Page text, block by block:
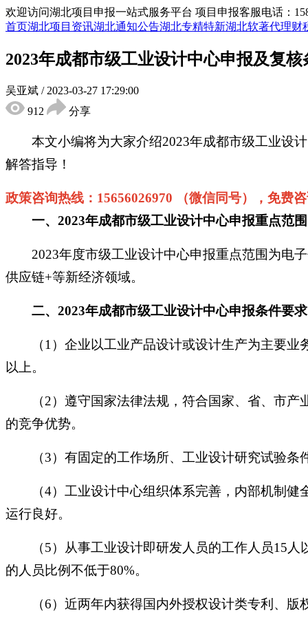
欢迎访问湖北项目申报一站式服务平台 项目申报客服电话：
首页湖北项目资讯湖北通知公告湖北专精特新湖北软著代理财
2023年成都市级工业设计中心申报及复
吴亚斌 / 2023-03-27 17:29:00
912
分享
本文小编将为大家介绍2023年成都市级工业设
解答指导！
政策咨询热线： 15656026970 （微信同号），免费
一、 2023年成都市级工业设计中心申报重点范围
2023年度市级工业设计中心申报重点范围为电
供应链+等新经济领域。
二、 2023年成都市级工业设计中心申报条件要求
（1）企业以工业产品设计或设计生产为主要
以上。
（2）遵守国家法律法规，符合国家、省、市
的竞争优势。
（3）有固定的工作场所、工业设计研究试验
（4）工业设计中心组织体系完善，内部机制
运行良好。
（5）从事工业设计即研发人员的工作人员15
的人员比例不低于80%。
（6）近两年内获得国内外授权设计类专利、版